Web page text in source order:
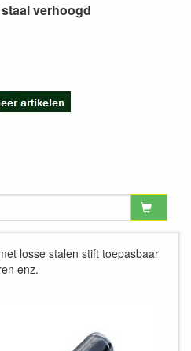
verhoogd
losse stalen stift toepasbaar
enz.